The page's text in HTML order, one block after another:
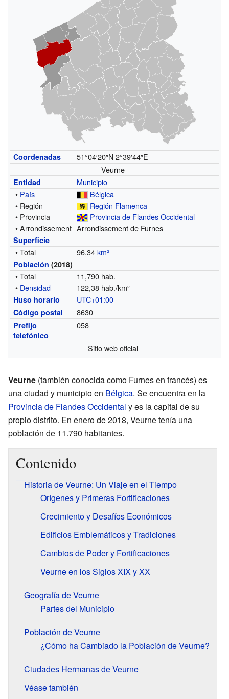
Coordenadas 51°04′20″N 2°39′44″E
Veurne
Entidad
Municipio
• País
Bélgica
• Región
Región Flamenca
• Provincia
Provincia de Flandes Occidental
• Arrondissement Arrondissement de Furnes
Superficie
• Total 96,34km²
Población (2018)
• Total
11,790 hab.
• Densidad 122,38 hab./km²
Huso horario UTC+01:00
Código postal 8630
Prefijo
telefónico
058
Sitio web oficial
Veurne (también conocida como Furnes en francés) es
una ciudad y municipio en Bélgica. Se encuentra en la
Provincia de Flandes Occidental y es la capital de su
propio distrito. En enero de 2018, Veurne tenía una
población de 11.790 habitantes.
Contenido
Historia de Veurne: Un Viaje en el Tiempo
Orígenes y Primeras Fortificaciones
Crecimiento y Desafíos Económicos
Edificios Emblemáticos y Tradiciones
Cambios de Poder y Fortificaciones
Veurne en los Siglos XIX y XX
Geografía de Veurne
Partes del Municipio
Población de Veurne
¿Cómo ha Cambiado la Población de Veurne?
Ciudades Hermanas de Veurne
Véase también